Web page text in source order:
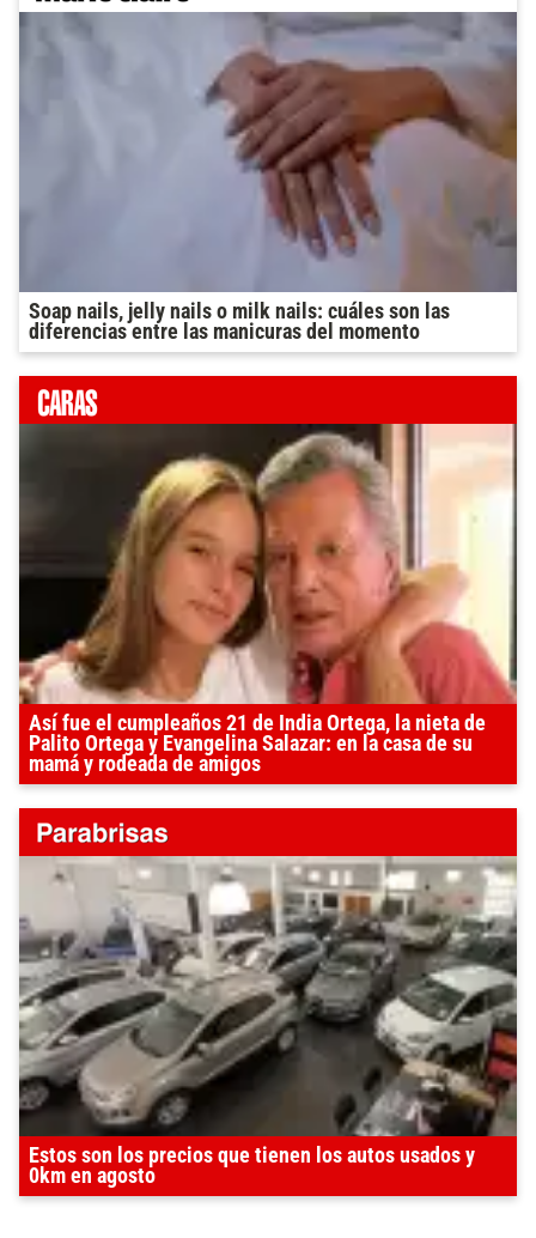
Soap nails, jelly nails o milk nails: cuáles son las
diferencias entre las manicuras del momento
Así fue el cumpleaños 21 de India Ortega, la nieta de
Palito Ortega y Evangelina Salazar: en la casa de su
mamá y rodeada de amigos
Estos son los precios que tienen los autos usados y
0km en agosto